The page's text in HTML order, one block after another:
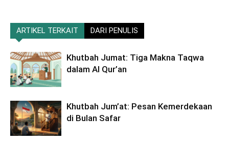
ARTIKEL TERKAIT DARI PENULIS
Khutbah Jumat: Tiga Makna Taqwa
dalam Al Qur’an
Khutbah Jum’at: Pesan Kemerdekaan
di Bulan Safar